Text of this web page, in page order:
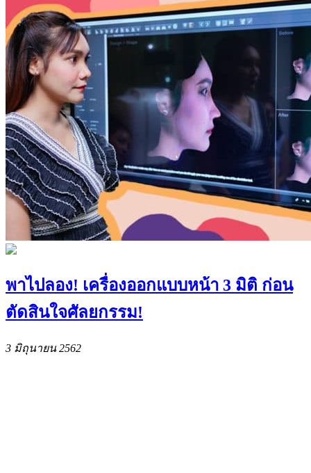
พาไปลอง! เครื่องออกแบบหน้า 3 มิติ ก่อน
ตัดสินใจศัลยกรรม!
3 มิถุนายน 2562